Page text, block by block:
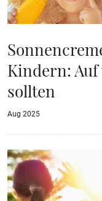
Kindern:
sollten
Aug 2025